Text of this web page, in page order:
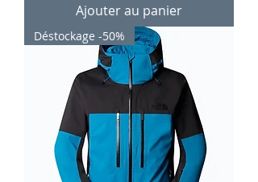
Ajouter au panier
Déstockage -50%